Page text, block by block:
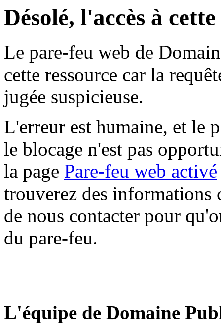
Désolé, l'accès à
Le pare-feu web de
cette ressource car la
jugée suspicieuse.
L'erreur est humaine, et le
le blocage n'est pas
la page Pare-feu web activé
trouverez des informations
de nous contacter pour
du pare-feu.
L'équipe de Domaine